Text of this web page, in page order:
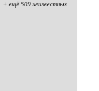
+ ещё 509 неизвестных